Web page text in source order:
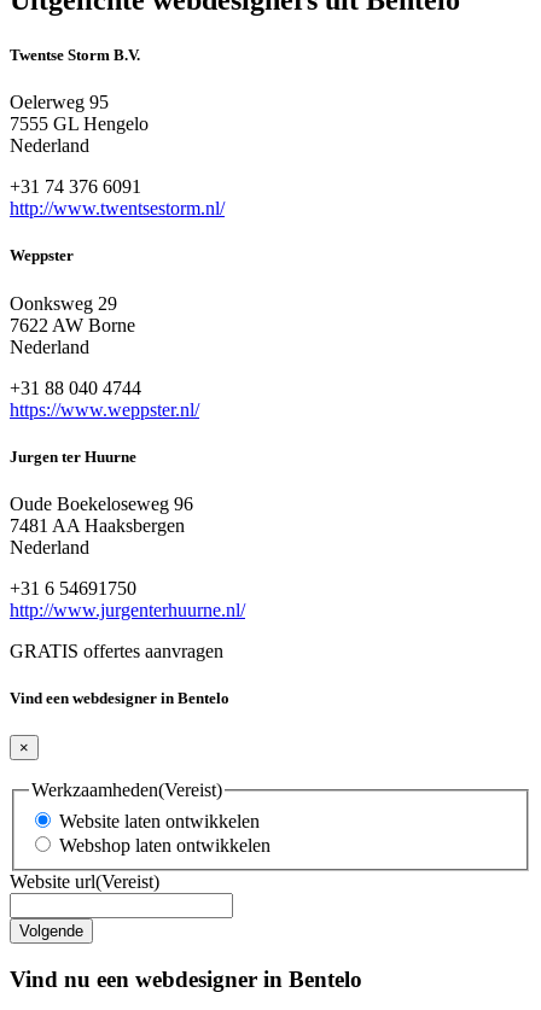
Twentse Storm B.V.
Oelerweg 95
7555 GL Hengelo
Nederland
+31 74 376 6091
http://www.twentsestorm.nl/
Weppster
Oonksweg 29
7622 AW Borne
Nederland
+31 88 040 4744
https://www.weppster.nl/
Jurgen ter Huurne
Oude Boekeloseweg 96
7481 AA Haaksbergen
Nederland
+31 6 54691750
http://www.jurgenterhuurne.nl/
GRATIS offertes aanvragen
Vind een webdesigner in Bentelo
×
Werkzaamheden(Vereist)
Website laten ontwikkelen
Webshop laten ontwikkelen
Website url(Vereist)
Vind nu een webdesigner in Bentelo